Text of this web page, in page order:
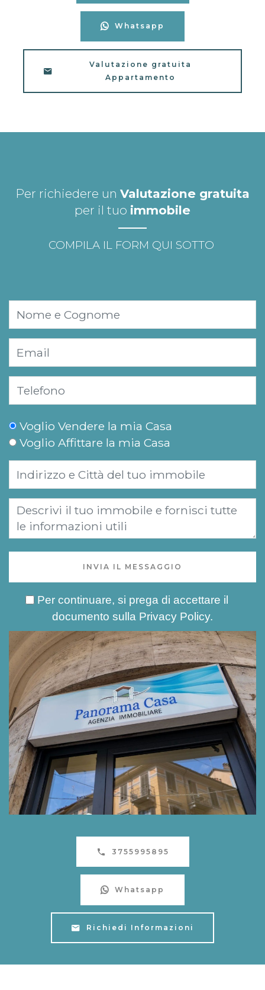
Whatsapp
Valutazione gratuita
Appartamento
Per richiedere un Valutazione gratuita
per il tuo immobile
COMPILA IL FORM QUI SOTTO
Voglio Vendere la mia Casa
Voglio Affittare la mia Casa
INVIA IL MESSAGGIO
Per continuare, si prega di accettare il
documento sulla Privacy Policy.
3755995895
Whatsapp
Richiedi Informazioni